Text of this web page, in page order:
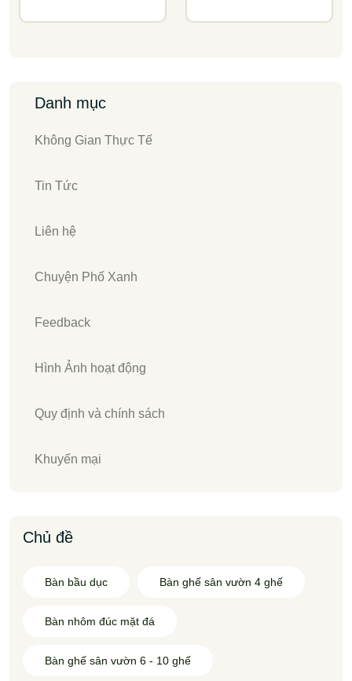
Danh mục
Không Gian Thực Tế
Tin Tức
Liên hệ
Chuyện Phố Xanh
Feedback
Hình Ảnh hoạt động
Quy định và chính sách
Khuyến mại
Chủ đề
Bàn bầu dục Bàn ghế sân vườn 4 ghế
Bàn nhôm đúc mặt đá
Bàn ghế sân vườn 6 - 10 ghế